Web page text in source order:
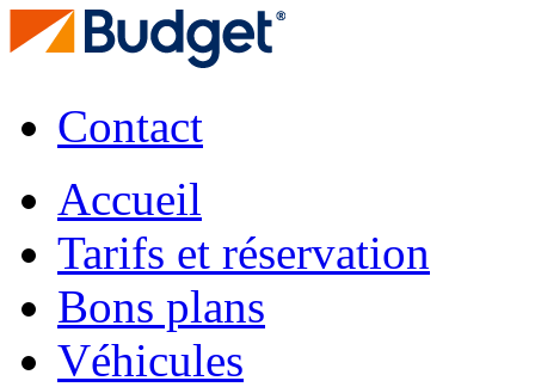
Contact
Accueil
Tarifs et réservation
Bons plans
Véhicules